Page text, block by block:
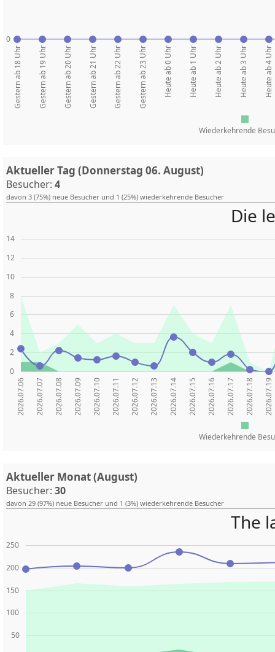
0
Gestern ab 18 Uhr Gestern ab 19 Uhr Gestern ab 20 Uhr Gestern ab 21 Uhr Gestern ab 22 Uhr Gestern ab 23 Uhr Heute ab 0 Uhr Heute ab 1 Uhr Heute ab 2 Uhr Heute ab 3 Uhr Heute ab 4 Uhr
Wiederkehrende
Aktueller Tag (Donnerstag 06. August)
Besucher: 4
davon 3 (75%) neue Besucher und 1 (25%) wiederkehrende Besucher
0
2
4
6
8
10
12
14
2026.07.06 2026.07.07 2026.07.08 2026.07.09 2026.07.10 2026.07.11 2026.07.12 2026.07.13 2026.07.14 2026.07.15 2026.07.16 2026.07.17 2026.07.18 2026.07.19
Wiederkehrende
Die
Aktueller Monat (August)
Besucher: 30
davon 29 (97%) neue Besucher und 1 (3%) wiederkehrende Besucher
50
100
150
200
250
The